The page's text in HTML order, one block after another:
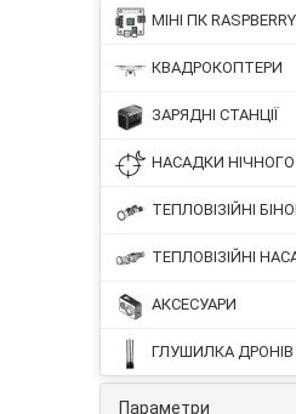
МІНІ ПК
КВАДРОКОПТЕРИ
ЗАРЯДНІ СТАНЦІЇ
НАСАДКИ
ТЕПЛОВІЗІЙНІ
ТЕПЛОВІЗІЙНІ
АКСЕСУАРИ
ГЛУШИЛКА ДРОНІВ
Параметри